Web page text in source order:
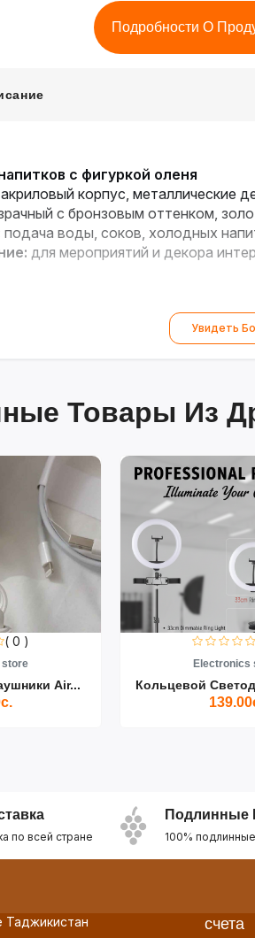
Подробности О
с фигуркой оленя
акриловый корпус, металлические
с бронзовым оттенком,
подача воды, соков, холодных
для мероприятий и декора
Увидеть
Товары Из
( 0 )
Air...
Electronics
Кольцевой
по всей стране
Подлинные
100%
счета